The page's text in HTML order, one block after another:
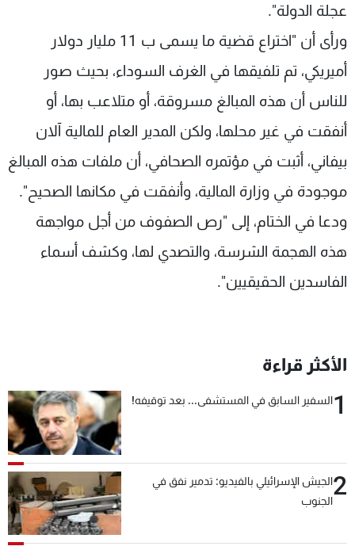
عجلة الدولة".
ورأى أن "اختراع قضية ما يسمى ب 11 مليار دولار
أميريكي، تم تلفيقها في الغرف السوداء، بحيث صور
للناس أن هذه المبالغ مسروقة، أو متلاعب بها، أو
أنفقت في غير محلها، ولكن المدير العام للمالية آلان
بيفاني، أثبت في مؤتمره الصحافي، أن ملفات هذه المبالغ
موجودة في وزارة المالية، وأنفقت في مكانها الصحيح".
ودعا في الختام، إلى "رص الصفوف من أجل مواجهة
هذه الهجمة الشرسة، والتصدي لها، وكشف أسماء
الفاسدين الحقيقيين".
الأكثر قراءة
1السفير السابق في المستشفى... بعد توقيفه!
2الجيش الإسرائيلي بالفيديو: تدمير نفق في
الجنوب